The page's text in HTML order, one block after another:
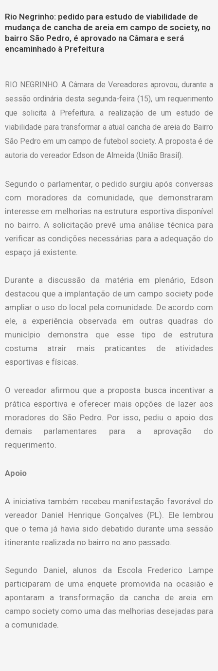
Rio Negrinho: pedido para estudo de viabilidade de
mudança de cancha de areia em campo de society, no
bairro São Pedro, é aprovado na Câmara e será
encaminhado à Prefeitura
RIO NEGRINHO. A Câmara de Vereadores aprovou, durante a
sessão ordinária desta segunda-feira (15), um requerimento
que solicita à Prefeitura. a realização de um estudo de
viabilidade para transformar a atual cancha de areia do Bairro
São Pedro em um campo de futebol society. A proposta é de
autoria do vereador Edson de Almeida (União Brasil).
Segundo o parlamentar, o pedido surgiu após conversas
com moradores da comunidade, que demonstraram
interesse em melhorias na estrutura esportiva disponível
no bairro. A solicitação prevê uma análise técnica para
verificar as condições necessárias para a adequação do
espaço já existente.
Durante a discussão da matéria em plenário, Edson
destacou que a implantação de um campo society pode
ampliar o uso do local pela comunidade. De acordo com
ele, a experiência observada em outras quadras do
município demonstra que esse tipo de estrutura
costuma atrair mais praticantes de atividades
esportivas e físicas.
O vereador afirmou que a proposta busca incentivar a
prática esportiva e oferecer mais opções de lazer aos
moradores do São Pedro. Por isso, pediu o apoio dos
demais parlamentares para a aprovação do
requerimento.
Apoio
A iniciativa também recebeu manifestação favorável do
vereador Daniel Henrique Gonçalves (PL). Ele lembrou
que o tema já havia sido debatido durante uma sessão
itinerante realizada no bairro no ano passado.
Segundo Daniel, alunos da Escola Frederico Lampe
participaram de uma enquete promovida na ocasião e
apontaram a transformação da cancha de areia em
campo society como uma das melhorias desejadas para
a comunidade.